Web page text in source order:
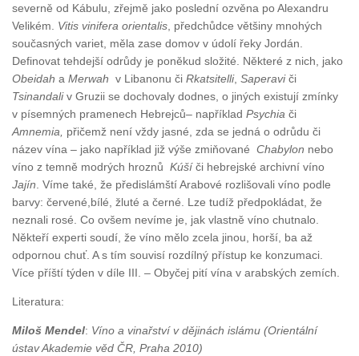
severně od Kábulu, zřejmě jako poslední ozvěna po Alexandru
Velikém. Vitis vinifera orientalis , předchůdce většiny mnohých
současných variet, měla zase domov v údolí řeky Jordán.
Definovat tehdejší odrůdy je poněkud složité. Některé z nich, jako
Obeidah a Merwah v Libanonu či Rkatsitelli, Saperaviči
Tsinandaliv Gruzii se dochovaly dodnes, o jiných existují zmínky
v písemných pramenech Hebrejců– například Psychia či
Amnemia, přičemž není vždy jasné, zda se jedná o odrůdu či
název vína – jako například již výše zmiňované Chabylon nebo
víno z temně modrých hroznů Kúšíči hebrejské archivní víno
Jajín . Víme také, že předislámští Arabové rozlišovali víno podle
barvy: červené,bílé, žluté a černé. Lze tudíž předpokládat, že
neznali rosé. Co ovšem nevíme je, jak vlastně víno chutnalo.
Někteří experti soudí, že víno mělo zcela jinou, horší, ba až
odpornou chuť. A s tím souvisí rozdílný přístup ke konzumaci.
Více příští týden v díle III. – Obyčej pití vína v arabských zemích.
Literatura:
Miloš Mendel: Víno a vinařství v dějinách islámu (Orientální
ústav Akademie věd ČR, Praha 2010)